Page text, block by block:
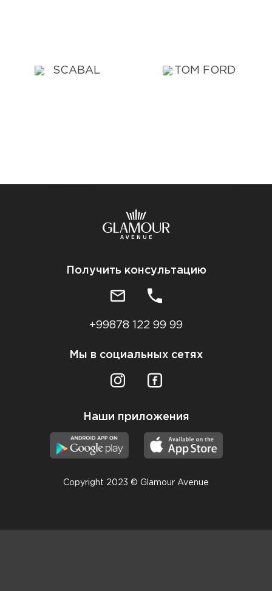
Получить консультацию
+99878 122 99 99
Мы в социальных сетях
Наши приложения
Copyright 2023 © Glamour Avenue